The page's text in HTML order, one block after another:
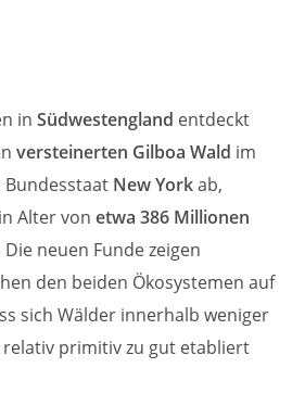
inSüdwestengland entdeckt
versteinerten Gilboa Wald im
Bundesstaat New Yorkab,
Alter vonetwa 386 Millionen
neuen Funde zeigen
den beiden Ökosystemen auf
sich Wälder innerhalb weniger
relativ primitiv zu gut etabliert